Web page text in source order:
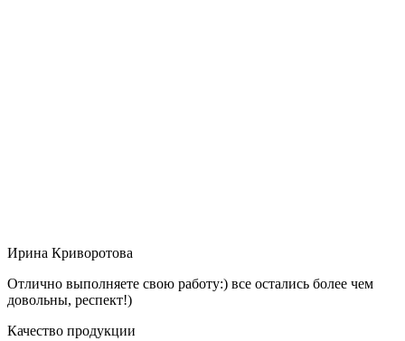
Ирина Криворотова
Отлично выполняете свою работу:) все остались более чем
довольны, респект!)
Качество продукции